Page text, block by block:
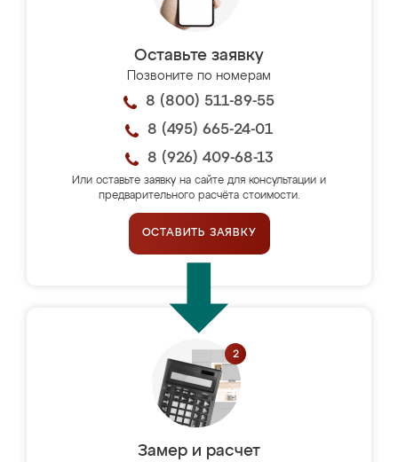
Оставьте заявку
Позвоните по номерам
8 (800) 511-89-55
8 (495) 665-24-01
8 (926) 409-68-13
Или оставьте заявку на сайте для консультации и
предварительного расчёта стоимости.
ОСТАВИТЬ ЗАЯВКУ
Замер и расчет